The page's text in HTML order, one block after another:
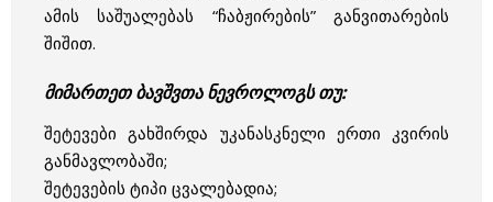
ამის საშუალებას “ჩაბჟირების” განვითარების
შიშით.
მიმართეთ ბავშვთა ნევროლოგს თუ:
შეტევები გახშირდა უკანასკნელი ერთი კვირის
განმავლობაში;
შეტევების ტიპი ცვალებადია;